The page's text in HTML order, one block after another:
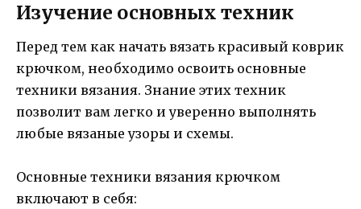
Изучение основных техник
Перед тем как начать вязать красивый коврик
крючком, необходимо освоить основные
техники вязания. Знание этих техник
позволит вам легко и уверенно выполнять
любые вязаные узоры и схемы.
Основные техники вязания крючком
включают в себя: